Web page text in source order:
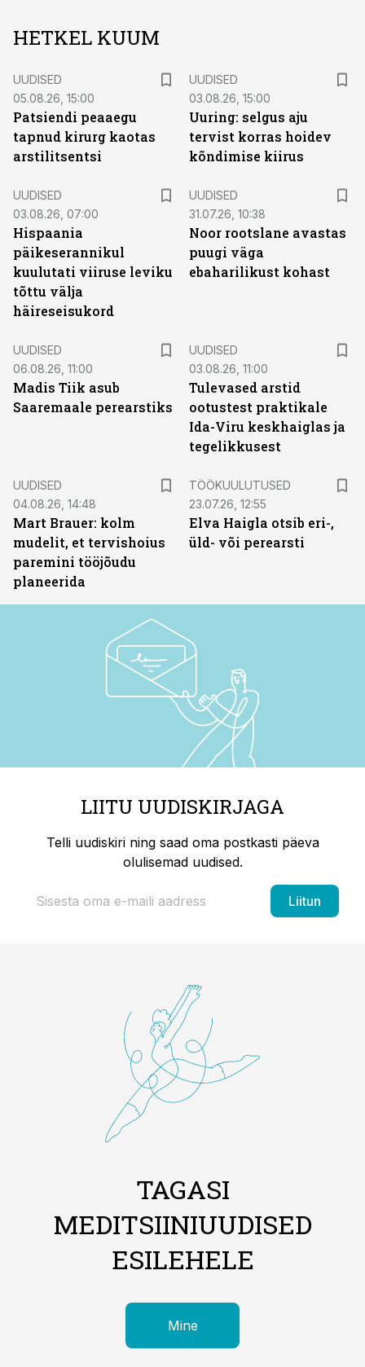
HETKEL KUUM
UUDISED
05.08.26, 15:00
Patsiendi peaaegu
tapnud kirurg kaotas
arstilitsentsi
UUDISED
03.08.26, 15:00
Uuring: selgus aju
tervist korras hoidev
kõndimise kiirus
UUDISED
03.08.26, 07:00
Hispaania
päikeserannikul
kuulutati viiruse leviku
tõttu välja
häireseisukord
UUDISED
31.07.26, 10:38
Noor rootslane avastas
puugi väga
ebaharilikust kohast
UUDISED
06.08.26, 11:00
Madis Tiik asub
Saaremaale perearstiks
UUDISED
03.08.26, 11:00
Tulevased arstid
ootustest praktikale
Ida-Viru keskhaiglas ja
tegelikkusest
UUDISED
04.08.26, 14:48
Mart Brauer: kolm
mudelit, et tervishoius
paremini tööjõudu
planeerida
TÖÖKUULUTUSED
23.07.26, 12:55
Elva Haigla otsib eri-,
üld- või perearsti
LIITU UUDISKIRJAGA
Telli uudiskiri ning saad oma postkasti päeva
olulisemad uudised.
Liitun
TAGASI
MEDITSIINIUUDISED
ESILEHELE
Mine